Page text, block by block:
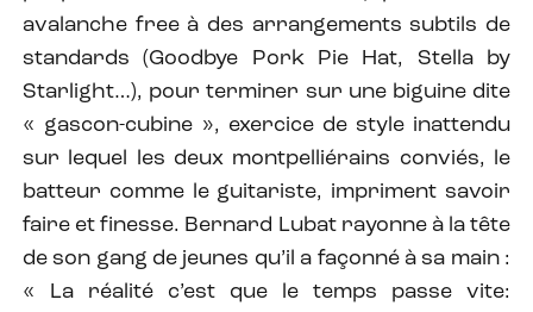
avalanche free à des arrangements subtils de
standards (Goodbye Pork Pie Hat, Stella by
Starlight…), pour terminer sur une biguine dite
« gascon-cubine », exercice de style inattendu
sur lequel les deux montpelliérains conviés, le
batteur comme le guitariste, impriment savoir
faire et finesse. Bernard Lubat rayonne à la tête
de son gang de jeunes qu’il a façonné à sa main :
« La réalité c’est que le temps passe vite: